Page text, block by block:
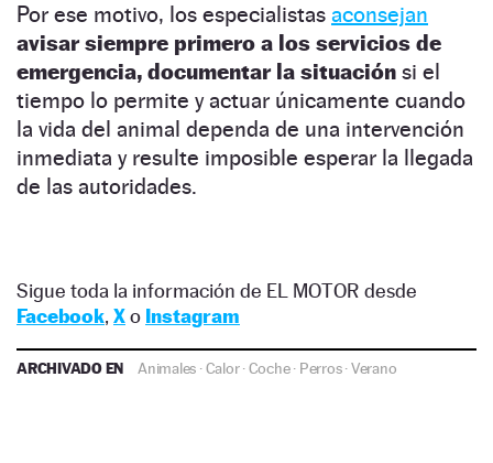
Por ese motivo, los especialistas aconsejan
avisar siempre primero a los servicios de
emergencia, documentar la situación si el
tiempo lo permite y actuar únicamente cuando
la vida del animal dependa de una intervención
inmediata y resulte imposible esperar la llegada
de las autoridades.
Sigue toda la información de EL MOTOR desde
Facebook, Xo Instagram
ARCHIVADO EN Animales ·Calor·Coche· Perros·Verano